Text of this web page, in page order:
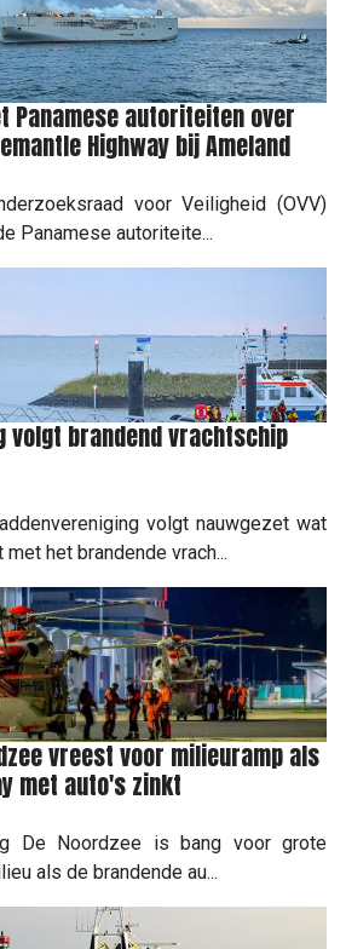
Panamese autoriteiten over
Highway bij Ameland
voor Veiligheid (OVV)
Panamese autoriteite...
volgt brandend vrachtschip
volgt nauwgezet wat
het brandende vrach...
vreest voor milieuramp als
met auto's zinkt
De Noordzee is bang voor grote
als de brandende au...